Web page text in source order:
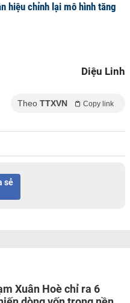
hiệu chỉnh lại mô hình tăng
Diệu Linh
Theo TTXVN Copy link
sẻ
Xuân Hoè chỉ ra 6